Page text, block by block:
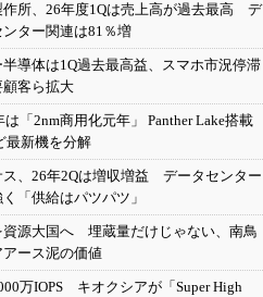
作所、26年度1Qは売上高が過去最高 デ
ンター関連は81％増
半導体は1Q過去最高益、スマホ市況停滞
顧客ら拡大
は「2nm商用化元年」 Panther Lake搭載
最新機を分解
ス、26年2Qは増収増益 データセンター
「供給はパツパツ」
資源大国へ 埋蔵量だけじゃない、南鳥
アース泥の価値
万IOPS キオクシアが「Super High